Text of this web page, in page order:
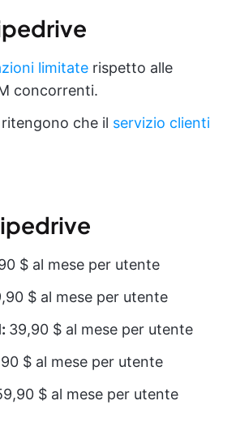
limitate rispetto alle
concorrenti.
che il servizio clienti
$ al mese per utente
$ al mese per utente
39,90 $ al mese per utente
$ al mese per utente
$ al mese per utente